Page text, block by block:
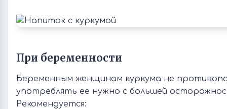
При беременности
Беременным женщинам куркума не
употреблять ее нужно с большей
Рекомендуется: